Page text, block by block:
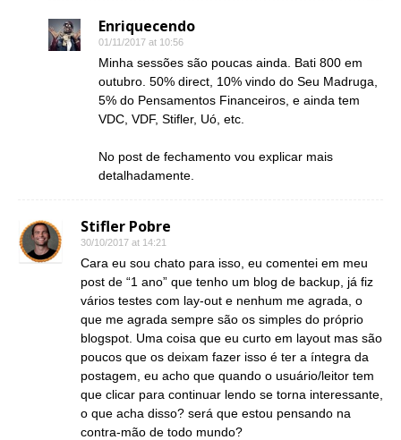
Enriquecendo
01/11/2017 at 10:56
Minha sessões são poucas ainda. Bati 800 em
outubro. 50% direct, 10% vindo do Seu Madruga,
5% do Pensamentos Financeiros, e ainda tem
VDC, VDF, Stifler, Uó, etc.
No post de fechamento vou explicar mais
detalhadamente.
Stifler Pobre
30/10/2017 at 14:21
Cara eu sou chato para isso, eu comentei em meu
post de “1 ano” que tenho um blog de backup, já fiz
vários testes com lay-out e nenhum me agrada, o
que me agrada sempre são os simples do próprio
blogspot. Uma coisa que eu curto em layout mas são
poucos que os deixam fazer isso é ter a íntegra da
postagem, eu acho que quando o usuário/leitor tem
que clicar para continuar lendo se torna interessante,
o que acha disso? será que estou pensando na
contra-mão de todo mundo?